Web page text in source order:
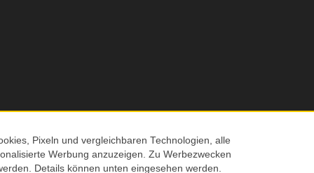
© 2026 Screenmaxx
Pixeln und vergleichbaren Technologien, alle
Werbung anzuzeigen. Zu Werbezwecken
Details können unten eingesehen werden.